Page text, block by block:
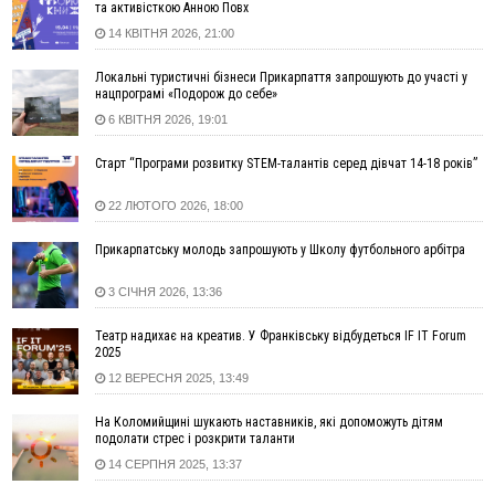
запобіжний захід
14:02
«Пілот з Лондона» видурив у жительки Коломийщини
майже 64 тисячі гривень
13:13
У четвер на Прикарпатті очікується сильна спека до 39°
13:00
На Снятинщині спіймали чоловіка, який зливав з цистерни
12:29
У МОЗ змінили підхід до госпіталізації та оновили правила
роботи стаціонарів
12:07
На межі Прикарпаття і Тернопільщини невідомі засипали
русло Золотої Липи та облаштували переправу
11:44
У Франківську та Яремче зафіксували нові температурні
рекорди
11:17
Росія вдарила по Харкову "Бандероллю": є постраждалі,
пошкоджено цивільне підприємство
10:54
Верховний суд повернув державі 1,5 га лісу із трьома
ставками в Івано-Франківській громаді
10:10
На Каскаді замість веж планують зробити сквер з
дитмайданчиком
09:31
На Верховинщині під час пожежі будинку травмувалась
та активісткою Анною Повх
14 КВІТНЯ 2026, 21:00
Локальні туристичні бізнеси Прикарпаття запрошують до участі у
нацпрограмі «Подорож до себе»
6 КВІТНЯ 2026, 19:01
Старт “Програми розвитку STEM-талантів серед дівчат 14-18 років”
22 ЛЮТОГО 2026, 18:00
Прикарпатську молодь запрошують у Школу футбольного арбітра
3 СІЧНЯ 2026, 13:36
Театр надихає на креатив. У Франківську відбудеться IF IT Forum
2025
12 ВЕРЕСНЯ 2025, 13:49
На Коломийщині шукають наставників, які допоможуть дітям
подолати стрес і розкрити таланти
14 СЕРПНЯ 2025, 13:37